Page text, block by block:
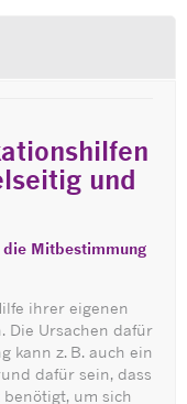
und
Mitbestimmung
ihrer eigenen
Die Ursachen dafür
kann z. B. auch ein
dafür sein, dass
um sich